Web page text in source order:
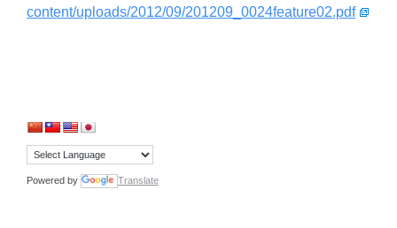
content/uploads/2012/09/201209_0024feature02.pdf
Powered by Translate